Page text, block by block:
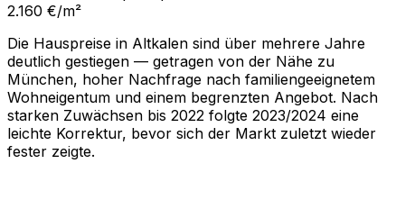
2.160 €/m²
Die Hauspreise in Altkalen sind über mehrere Jahre
deutlich gestiegen — getragen von der Nähe zu
München, hoher Nachfrage nach familiengeeignetem
Wohneigentum und einem begrenzten Angebot. Nach
starken Zuwächsen bis 2022 folgte 2023/2024 eine
leichte Korrektur, bevor sich der Markt zuletzt wieder
fester zeigte.